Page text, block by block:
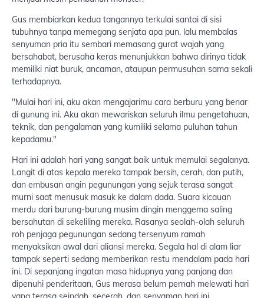
Gus membiarkan kedua tangannya terkulai santai di sisi
tubuhnya tanpa memegang senjata apa pun, lalu membalas
senyuman pria itu sembari memasang gurat wajah yang
bersahabat, berusaha keras menunjukkan bahwa dirinya tidak
memiliki niat buruk, ancaman, ataupun permusuhan sama sekali
terhadapnya.
"Mulai hari ini, aku akan mengajarimu cara berburu yang benar
di gunung ini. Aku akan mewariskan seluruh ilmu pengetahuan,
teknik, dan pengalaman yang kumiliki selama puluhan tahun
kepadamu."
Hari ini adalah hari yang sangat baik untuk memulai segalanya.
Langit di atas kepala mereka tampak bersih, cerah, dan putih,
dan embusan angin pegunungan yang sejuk terasa sangat
murni saat menusuk masuk ke dalam dada. Suara kicauan
merdu dari burung-burung musim dingin menggema saling
bersahutan di sekeliling mereka. Rasanya seolah-olah seluruh
roh penjaga pegunungan sedang tersenyum ramah
menyaksikan awal dari aliansi mereka. Segala hal di alam liar
tampak seperti sedang memberikan restu mendalam pada hari
ini. Di sepanjang ingatan masa hidupnya yang panjang dan
dipenuhi penderitaan, Gus merasa belum pernah melewati hari